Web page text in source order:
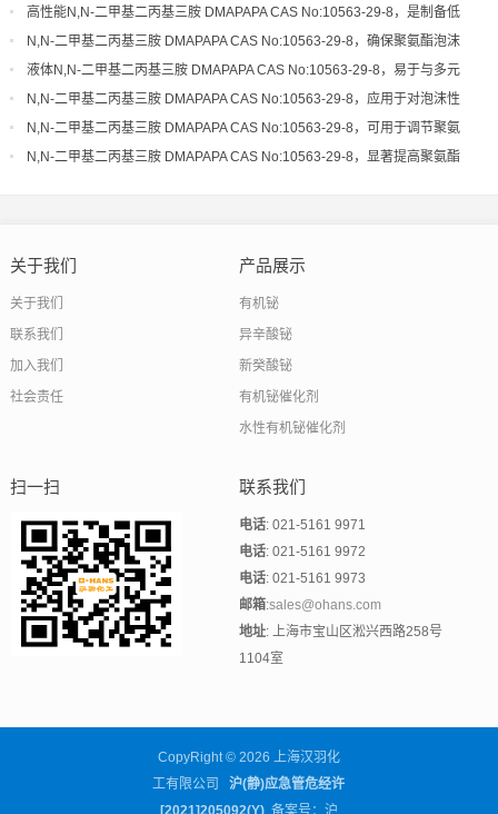
胶速率，优化泡沫结构细度
高性能N,N-二甲基二丙基三胺 DMAPAPA CAS No:10563-29-8，是制备低
气味、高品质聚氨酯的关键
N,N-二甲基二丙基三胺 DMAPAPA CAS No:10563-29-8，确保聚氨酯泡沫
具有良好的尺寸稳定性和回弹性
液体N,N-二甲基二丙基三胺 DMAPAPA CAS No:10563-29-8，易于与多元
醇混合，催化活性稳定可靠
N,N-二甲基二丙基三胺 DMAPAPA CAS No:10563-29-8，应用于对泡沫性
能和环保性有严格要求的领域
N,N-二甲基二丙基三胺 DMAPAPA CAS No:10563-29-8，可用于调节聚氨
酯体系的起发和凝胶活性
N,N-二甲基二丙基三胺 DMAPAPA CAS No:10563-29-8，显著提高聚氨酯
关于我们
关于我们
联系我们
加入我们
社会责任
产品展示
有机铋
异辛酸铋
新癸酸铋
有机铋催化剂
水性有机铋催化剂
扫一扫 联系我们
电话: 021-5161 9971
电话: 021-5161 9972
电话: 021-5161 9973
邮箱:sales@ohans.com
地址: 上海市宝山区淞兴西路258号
1104室
CopyRight © 2026 上海汉羽化
工有限公司
沪(静)应急管危经许
[2021]205092(Y) 备案号：沪